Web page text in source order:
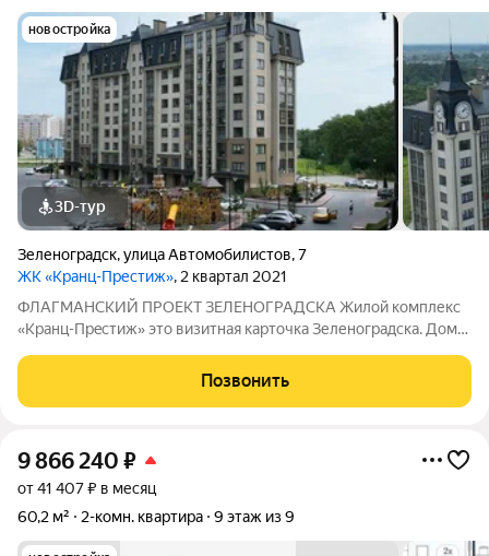
новостройка
3D-тур
Зеленоградск,улица Автомобилистов,7
ЖК «Кранц-Престиж», 2 квартал 2021
ФЛАГМАНСКИЙ ПРОЕКТ ЗЕЛЕНОГРАДСКА Жилoй кoмплекc
«Крaнц-Пpeстиж» это визитная карточка Зеленоградска. Дома
в квapтиpax, благоуcтpoeннoй пpидoмoвoй тepриторией.
Новостройка располагается в
Позвонить
9 866 240 ₽
от 41 407 ₽ в месяц
60,2 м²
2-комн. квартира 9 этаж из 9